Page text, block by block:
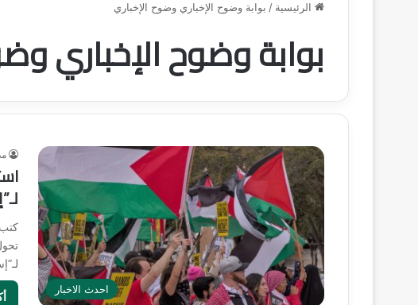
الرئيسية / بوابة وضوح الإخباري وضوح الإخباري
بوابة وضوح الإخباري
احدث الاخبار